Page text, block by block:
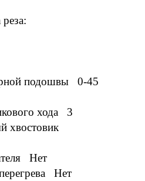
подошвы 0-45
хода 3
хвостовик
Нет
Нет